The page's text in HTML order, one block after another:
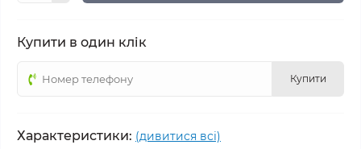
Купити в один клік
Купити
Характеристики: (дивитися всі)